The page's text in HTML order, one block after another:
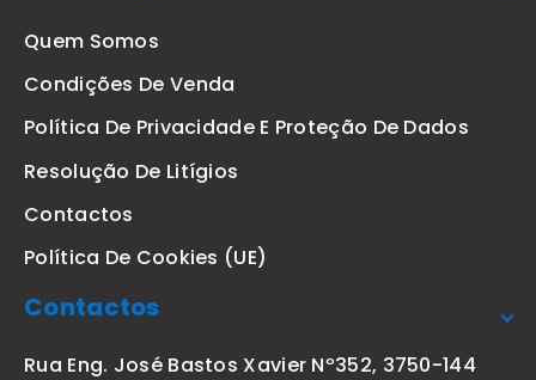
Quem Somos
Condições De Venda
Política De Privacidade E Proteção De Dados
Resolução De Litígios
Contactos
Política De Cookies (UE)
Contactos
Rua Eng. José Bastos Xavier Nº352, 3750-144